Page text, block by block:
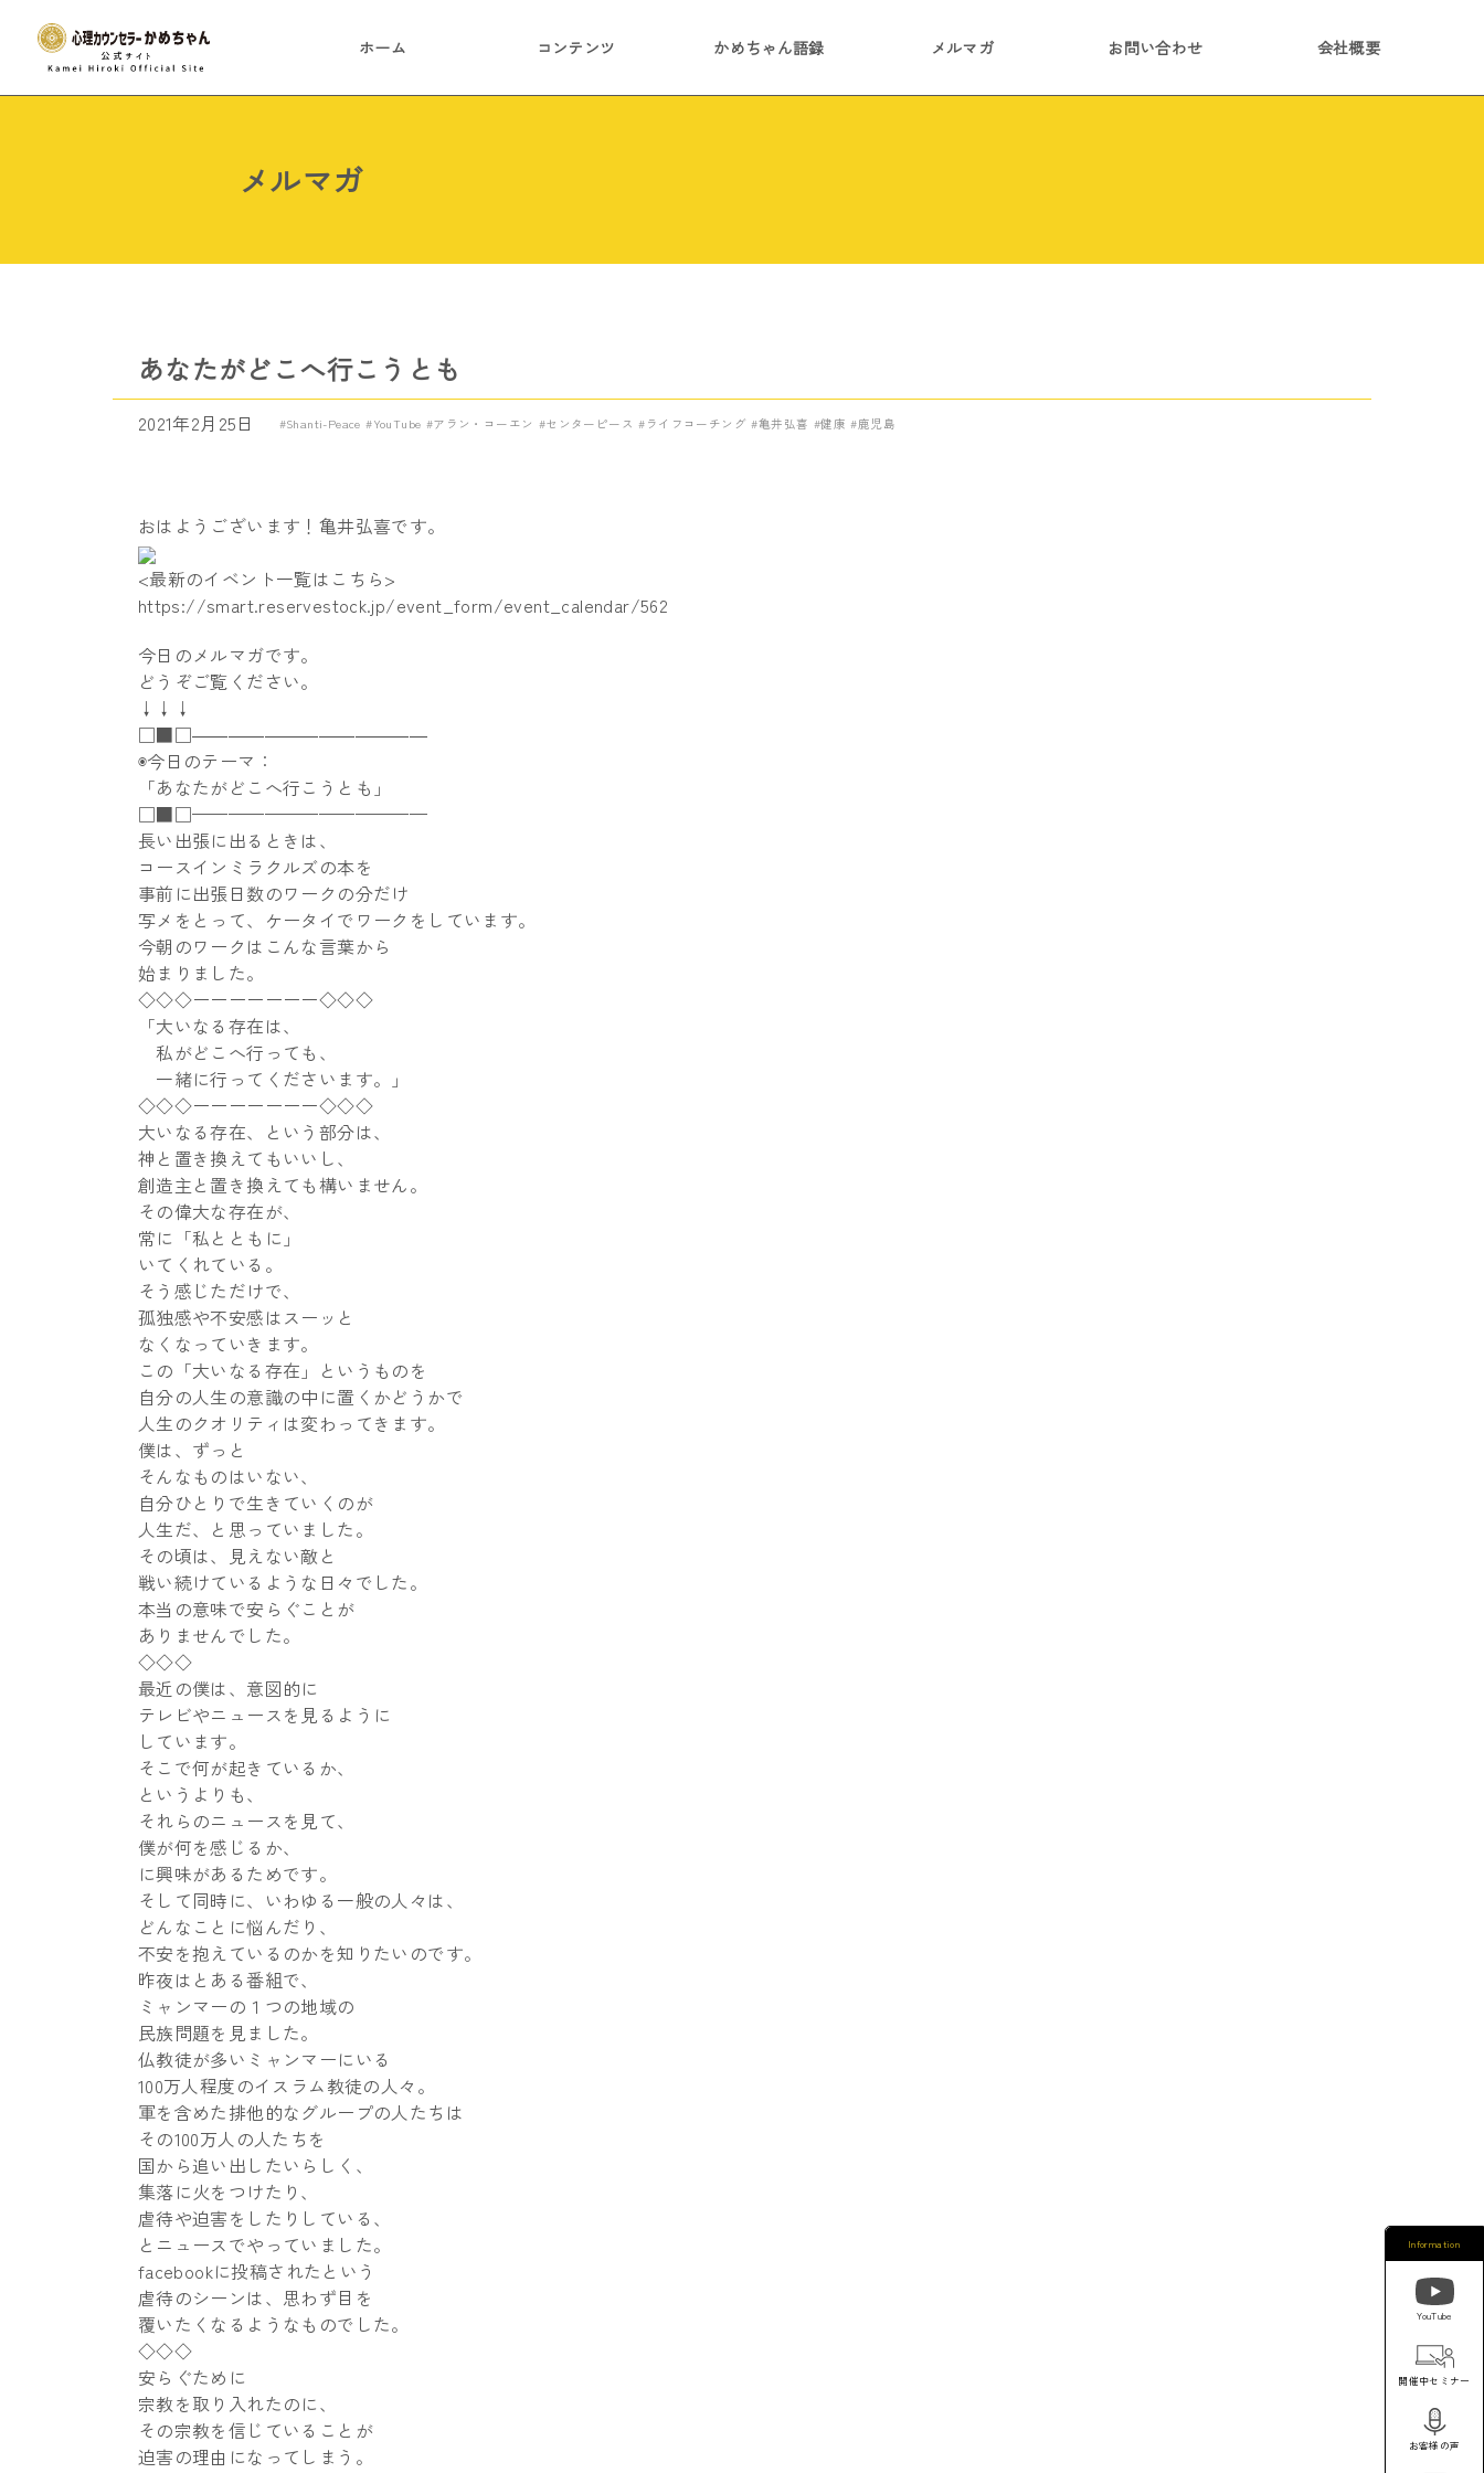
ホーム コンテンツ かめちゃん語録 メルマガ お問い合わせ 会社概要
Information
YouTube
開催中セミナー
お客様の声
メルマガ
あなたがどこへ行こうとも
2021年2月25日 Shanti-Peace YouTube アラン・コーエン センターピース ライフコーチング 亀井弘喜 健康 鹿児島
おはようございます！亀井弘喜です。
<最新のイベント一覧はこちら>
https://smart.reservestock.jp/event_form/event_calendar/562
今日のメルマガです。
どうぞご覧ください。
↓↓↓
□■□―――――――――――――
◉今日のテーマ：
「あなたがどこへ行こうとも」
□■□—————————————
長い出張に出るときは、
コースインミラクルズの本を
事前に出張日数のワークの分だけ
写メをとって、ケータイでワークをしています。
今朝のワークはこんな言葉から
始まりました。
◇◇◇ーーーーーーー◇◇◇
「大いなる存在は、
私がどこへ行っても、
一緒に行ってくださいます。」
◇◇◇ーーーーーーー◇◇◇
大いなる存在、という部分は、
神と置き換えてもいいし、
創造主と置き換えても構いません。
その偉大な存在が、
常に「私とともに」
いてくれている。
そう感じただけで、
孤独感や不安感はスーッと
なくなっていきます。
この「大いなる存在」というものを
自分の人生の意識の中に置くかどうかで
人生のクオリティは変わってきます。
僕は、ずっと
そんなものはいない、
自分ひとりで生きていくのが
人生だ、と思っていました。
その頃は、見えない敵と
戦い続けているような日々でした。
本当の意味で安らぐことが
ありませんでした。
◇◇◇
最近の僕は、意図的に
テレビやニュースを見るように
しています。
そこで何が起きているか、
というよりも、
それらのニュースを見て、
僕が何を感じるか、
に興味があるためです。
そして同時に、いわゆる一般の人々は、
どんなことに悩んだり、
不安を抱えているのかを知りたいのです。
昨夜はとある番組で、
ミャンマーの１つの地域の
民族問題を見ました。
仏教徒が多いミャンマーにいる
100万人程度のイスラム教徒の人々。
軍を含めた排他的なグループの人たちは
その100万人の人たちを
国から追い出したいらしく、
集落に火をつけたり、
虐待や迫害をしたりしている、
とニュースでやっていました。
facebookに投稿されたという
虐待のシーンは、思わず目を
覆いたくなるようなものでした。
◇◇◇
安らぐために
宗教を取り入れたのに、
その宗教を信じていることが
迫害の理由になってしまう。